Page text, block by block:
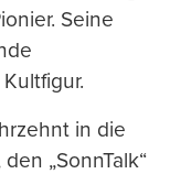
Seine
in die
„SonnTalk“